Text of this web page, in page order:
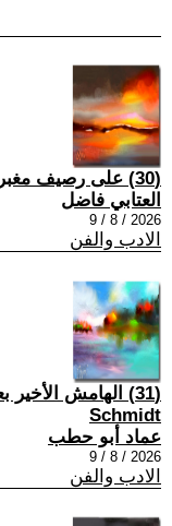
(30) على رصيف مغبر
العتابي فاضل
2026 / 8 / 9
الادب والفن
Schmidt
عماد أبو حطب
2026 / 8 / 9
الادب والفن